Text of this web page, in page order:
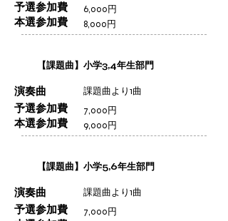
予選参加費
本選参加費
6,000円
8,000円
【課題曲】小学3,4年生部門
演奏曲
予選参加費
本選参加費
課題曲より1曲
7,000円
9,000円
【課題曲】小学5,6年生部門
演奏曲
予選参加費
課題曲より1曲
7,000円